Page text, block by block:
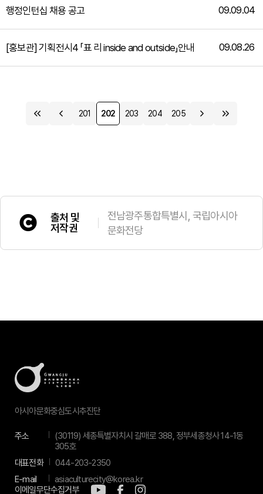
행정인턴십 채용 공고 09.09.04
[홍보관] 기획전시4 「표 리 inside and outside」안내 09.08.26
201 202 203 204 205
출처 및
저작권
전남광주통합특별시, 국립아시아
문화전당
아시아문화중심도시추진단
주소
(30119) 세종특별자치시 갈매로 388, 정부세종청사 14-1동
305호
대표전화
044-203-2350
E-mail
asiaculturecity@korea.kr
이메일무단수집거부